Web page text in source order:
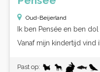
Oud-Beijerland
Ik ben Pensée en ben
Vanaf mijn kindertijd vind
Past op: